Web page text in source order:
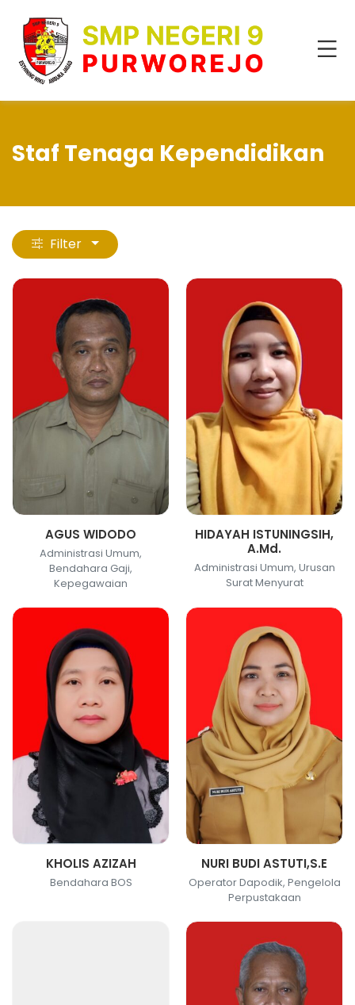
Staf Tenaga Kependidikan
Filter
AGUS WIDODO
Administrasi Umum,
Bendahara Gaji,
Kepegawaian
HIDAYAH ISTUNINGSIH,
A.Md.
Administrasi Umum, Urusan
Surat Menyurat
KHOLIS AZIZAH
Bendahara BOS
NURI BUDI ASTUTI,S.E
Operator Dapodik, Pengelola
Perpustakaan